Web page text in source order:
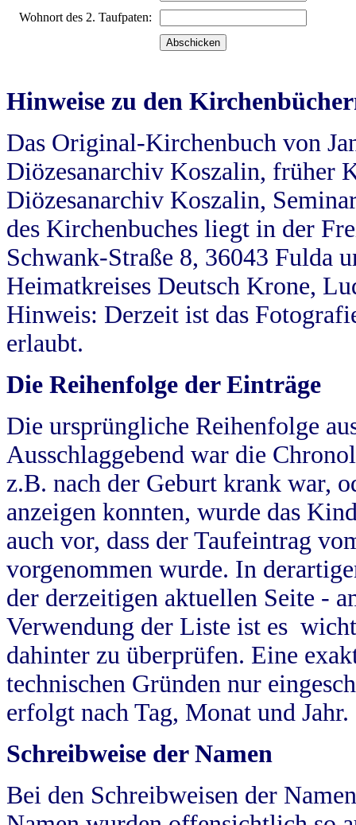
Wohnort des 2. Taufpaten:
Hinweise zu den
Das Original-Kirchenbuch von
Diözesanarchiv Koszalin, früher
Diözesanarchiv Koszalin,
des Kirchenbuches liegt in der
Schwank-Straße 8, 36043 Fulda
Heimatkreises Deutsch Krone,
Hinweis: Derzeit ist das
erlaubt.
Die Reihenfolge der Einträge
Die ursprüngliche Reihenfolge
Ausschlaggebend war die
z.B. nach der Geburt krank war,
anzeigen konnten, wurde das
auch vor, dass der Taufeintrag
vorgenommen wurde. In
der derzeitigen aktuellen Seite -
Verwendung der Liste ist es
dahinter zu überprüfen. Eine
technischen Gründen nur
erfolgt nach Tag, Monat und Jahr.
Schreibweise der Namen
Bei den Schreibweisen der